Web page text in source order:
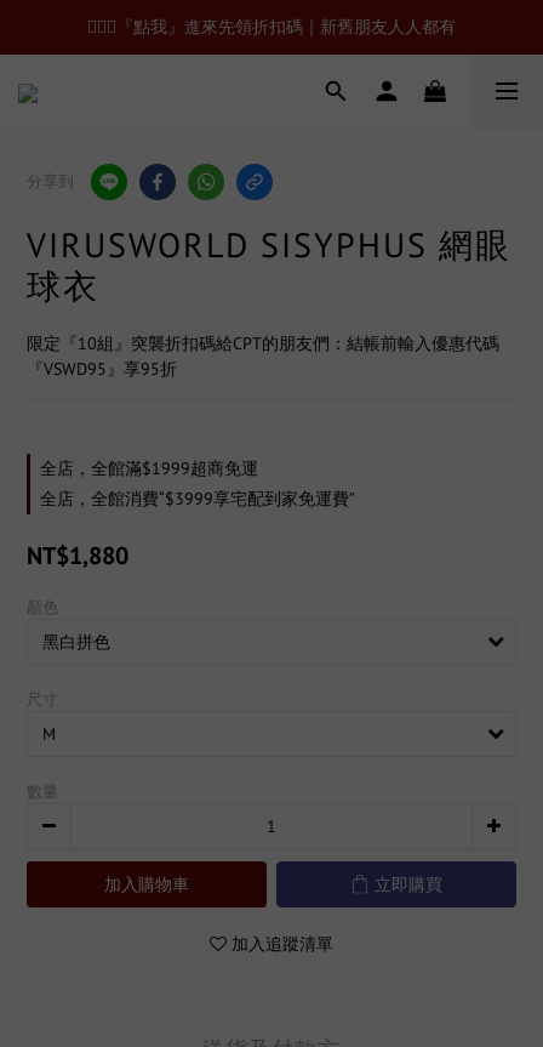
🙋🏻‍♂️『點我』進來先領折扣碼｜新舊朋友人人都有
分享到
VIRUSWORLD SISYPHUS 網眼
球衣
限定『10組』突襲折扣碼給CPT的朋友們：結帳前輸入優惠代碼
『VSWD95』享95折
全店，全館滿$1999超商免運
全店，全館消費“$3999享宅配到家免運費”
NT$1,880
顏色
尺寸
數量
加入購物車 立即購買
加入追蹤清單